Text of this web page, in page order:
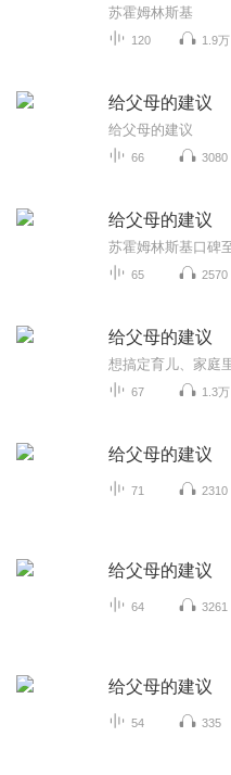
苏霍姆林斯基
120 1.9万
给父母的建议
给父母的建议
66 3080
给父母的建议
65 2570
给父母的建议
67 1.3万
给父母的建议
71 2310
给父母的建议
64 3261
给父母的建议
54 335